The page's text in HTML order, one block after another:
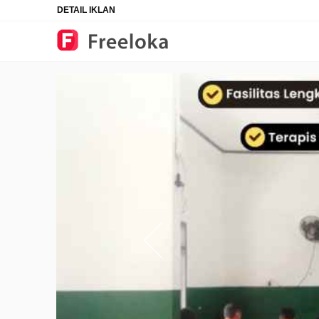
DETAIL IKLAN